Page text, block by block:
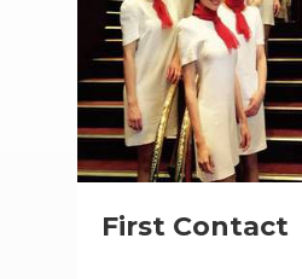
First Contact